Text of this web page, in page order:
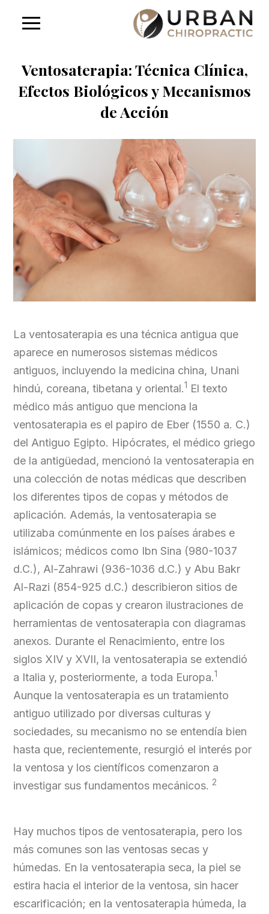
Ventosaterapia: Técnica Clínica,
Efectos Biológicos y Mecanismos
de Acción
La ventosaterapia es una técnica antigua que
aparece en numerosos sistemas médicos
antiguos, incluyendo la medicina china, Unani
hindú, coreana, tibetana y oriental.1 El texto
médico más antiguo que menciona la
ventosaterapia es el papiro de Eber (1550 a. C.)
del Antiguo Egipto. Hipócrates, el médico griego
de la antigüedad, mencionó la ventosaterapia en
una colección de notas médicas que describen
los diferentes tipos de copas y métodos de
aplicación. Además, la ventosaterapia se
utilizaba comúnmente en los países árabes e
islámicos; médicos como Ibn Sina (980-1037
d.C.), Al-Zahrawi (936-1036 d.C.) y Abu Bakr
Al-Razi (854-925 d.C.) describieron sitios de
aplicación de copas y crearon ilustraciones de
herramientas de ventosaterapia con diagramas
anexos. Durante el Renacimiento, entre los
siglos XIV y XVII, la ventosaterapia se extendió
a Italia y, posteriormente, a toda Europa.1
Aunque la ventosaterapia es un tratamiento
antiguo utilizado por diversas culturas y
sociedades, su mecanismo no se entendía bien
hasta que, recientemente, resurgió el interés por
la ventosa y los científicos comenzaron a
investigar sus fundamentos mecánicos.2
Hay muchos tipos de ventosaterapia, pero los
más comunes son las ventosas secas y
húmedas. En la ventosaterapia seca, la piel se
estira hacia el interior de la ventosa, sin hacer
escarificación; en la ventosaterapia húmeda, la